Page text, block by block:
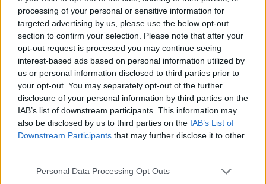
processing of your personal or sensitive information for
targeted advertising by us, please use the below opt-out
section to confirm your selection. Please note that after your
opt-out request is processed you may continue seeing
interest-based ads based on personal information utilized by
us or personal information disclosed to third parties prior to
your opt-out. You may separately opt-out of the further
disclosure of your personal information by third parties on the
IAB’s list of downstream participants. This information may
also be disclosed by us to third parties on the IAB’s List of
Downstream Participants that may further disclose it to other
Personal Data Processing Opt Outs